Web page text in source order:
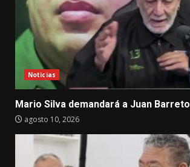
Noticias
Mario Silva demandará a Juan Barreto
agosto 10, 2026